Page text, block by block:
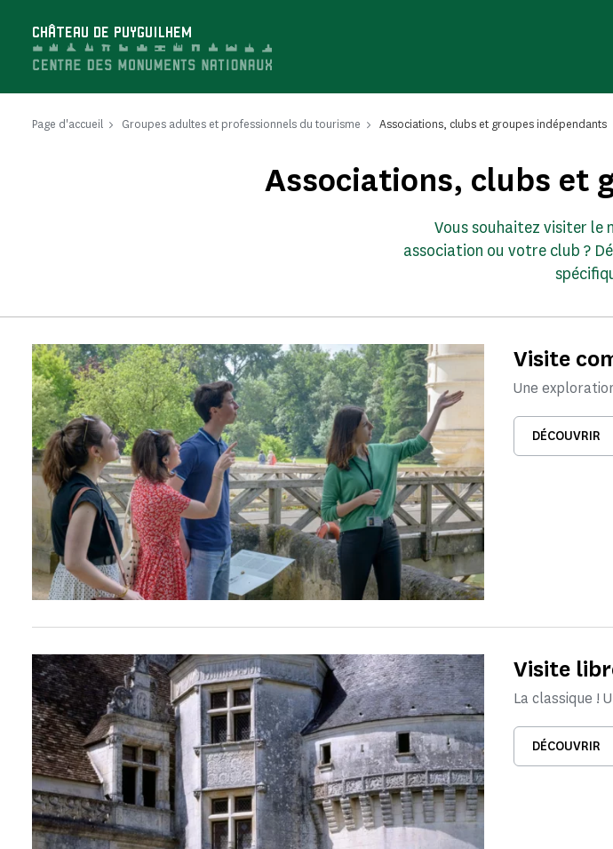
CHÂTEAU DE PUYGUILHEM
Page d'accueil Groupes adultes et professionnels du tourisme Associations, clubs et groupes indépendants
Associations, clubs et
Vous souhaitez visiter le
association ou votre club ?
Visite
Une
DÉCOUVRIR
Visite
La classique !
DÉCOUVRIR